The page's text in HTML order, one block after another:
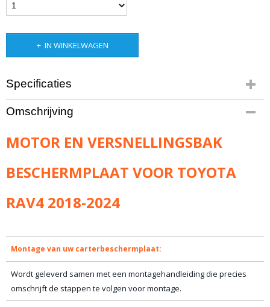
IN WINKELWAGEN
Specificaties
Bruto gewicht
15,00 Kg
Omschrijving
MOTOR EN VERSNELLINGSBAK
BESCHERMPLAAT VOOR TOYOTA
RAV4 2018-2024
Montage van uw carterbeschermplaat:
Wordt geleverd samen met een montagehandleiding die precies
omschrijft de stappen te volgen voor montage.